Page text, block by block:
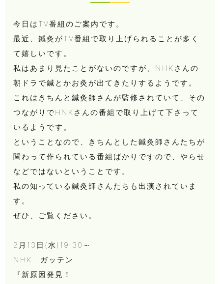
今日はTV番組のご案内です。
最近、鍼灸がTV番組で取り上げられることが多く
て嬉しいです。
私はあまり見たことがないのですが、NHKさんの
朝ドラで鍼とかお灸が出てきたりするようです。
これはきちんと鍼灸師さんが監修されていて、その
つながりでHNKさんの番組で取り上げて下さって
いるようです。
ということなので、きちんとした鍼灸師さんたちが
関わって作られている番組ばかりですので、やらせ
などではないということです。
私の知っている鍼灸師さんたちも出演されていま
す。
ぜひ、ご覧ください。
2月13日(水)19:30～
NHK ガッテン
『新原因発見！